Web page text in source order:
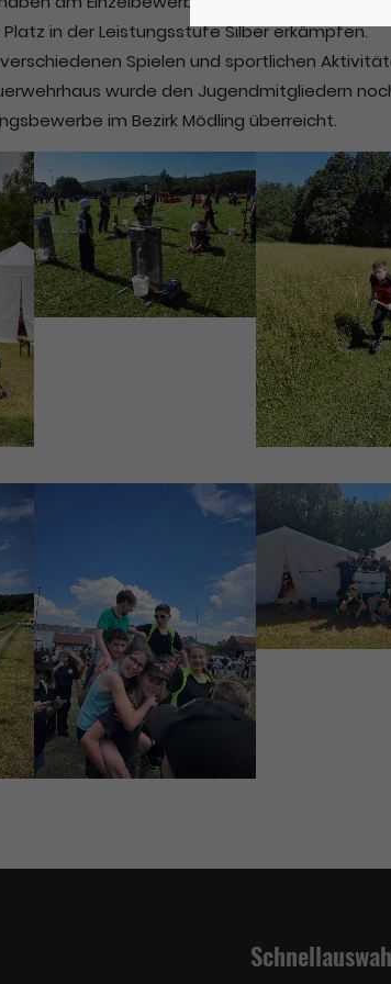
customers
(GMT
600
elit.
eget
in der Leistungsstufe Silber erkämpfen.
Spielen und sportlichen
wurde den Jugendmitgliedern
im Bezirk Mödling überreicht.